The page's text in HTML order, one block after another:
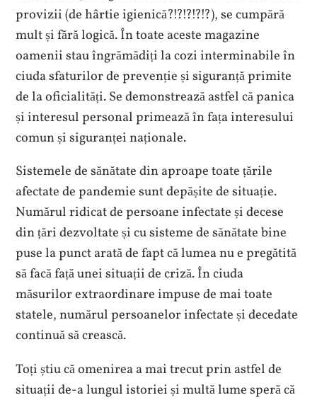
provizii (de hârtie igienică?!?!?!?!?), se cumpără
mult și fără logică. În toate aceste magazine
oamenii stau îngrămădiți la cozi interminabile în
ciuda sfaturilor de prevenție și siguranță primite
de la oficialități. Se demonstrează astfel că panica
și interesul personal primează în fața interesului
comun și siguranței naționale.
Sistemele de sănătate din aproape toate țările
afectate de pandemie sunt depășite de situație.
Numărul ridicat de persoane infectate și decese
din țări dezvoltate și cu sisteme de sănătate bine
puse la punct arată de fapt că lumea nu e pregătită
să facă față unei situații de criză. În ciuda
măsurilor extraordinare impuse de mai toate
statele, numărul persoanelor infectate și decedate
continuă să crească.
Toți știu că omenirea a mai trecut prin astfel de
situații de-a lungul istoriei și multă lume speră că